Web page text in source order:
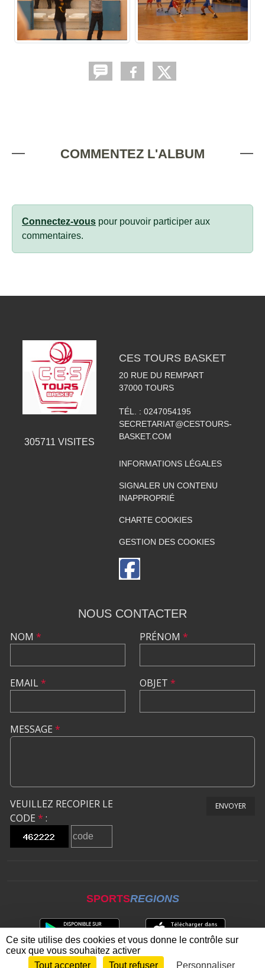
COMMENTEZ L'ALBUM
Connectez-vous pour pouvoir participer aux
commentaires.
305711 VISITES
CES TOURS BASKET
20 RUE DU REMPART
37000 TOURS
TÉL. : 0247054195
SECRETARIAT@CESTOURS-
BASKET.COM
INFORMATIONS LÉGALES
SIGNALER UN CONTENU
INAPPROPRIÉ
CHARTE COOKIES
GESTION DES COOKIES
NOUS CONTACTER
NOM *
EMAIL*
PRÉNOM *
OBJET *
MESSAGE *
VEUILLEZ RECOPIER LE
CODE * :
ENVOYER
SPORTSREGIONS
Envie de participer ?
Ce site utilise des cookies et vous donne le contrôle sur
ceux que vous souhaitez activer
Tout accepter
Tout refuser Personnaliser